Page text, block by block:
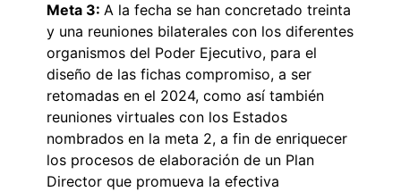
Meta 3: A la fecha se han concretado treinta
y una reuniones bilaterales con los diferentes
organismos del Poder Ejecutivo, para el
diseño de las fichas compromiso, a ser
retomadas en el 2024, como así también
reuniones virtuales con los Estados
nombrados en la meta 2, a fin de enriquecer
los procesos de elaboración de un Plan
Director que promueva la efectiva